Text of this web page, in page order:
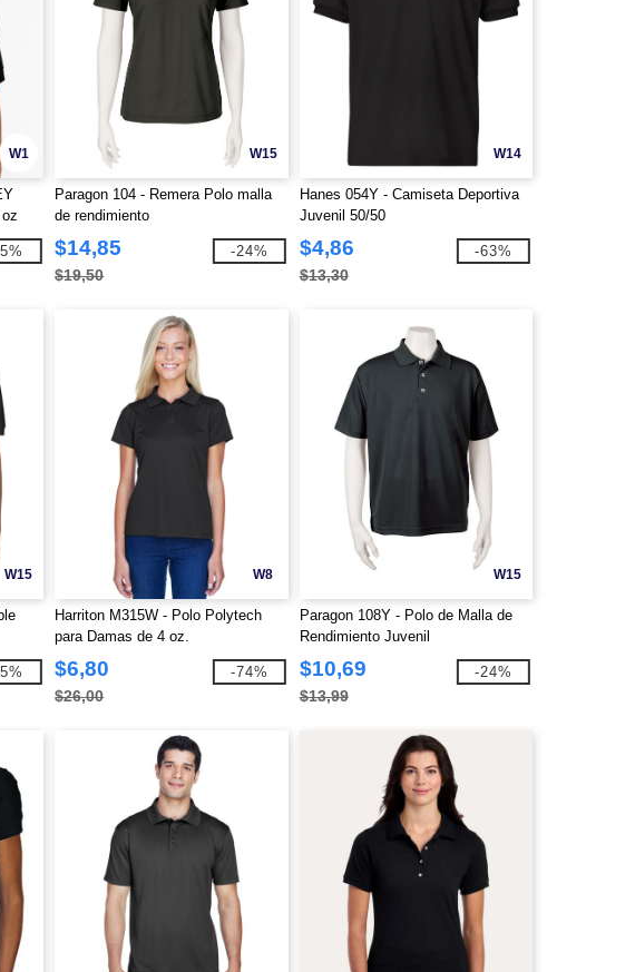
W1 W15
Paragon 104 - Remera Polo malla
de rendimiento
$14,85
$19,50
-24%
W14
Hanes 054Y - Camiseta Deportiva
Juvenil 50/50
$4,86
$13,30
-63%
W15 W8
Harriton M315W - Polo Polytech
para Damas de 4 oz.
$6,80
$26,00
-74%
W15
Paragon 108Y - Polo de Malla de
Rendimiento Juvenil
$10,69
$13,99
-24%